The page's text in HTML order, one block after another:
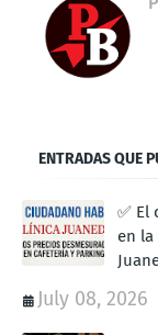
ENTRADAS QUE
✅ El
en
July 08, 2026